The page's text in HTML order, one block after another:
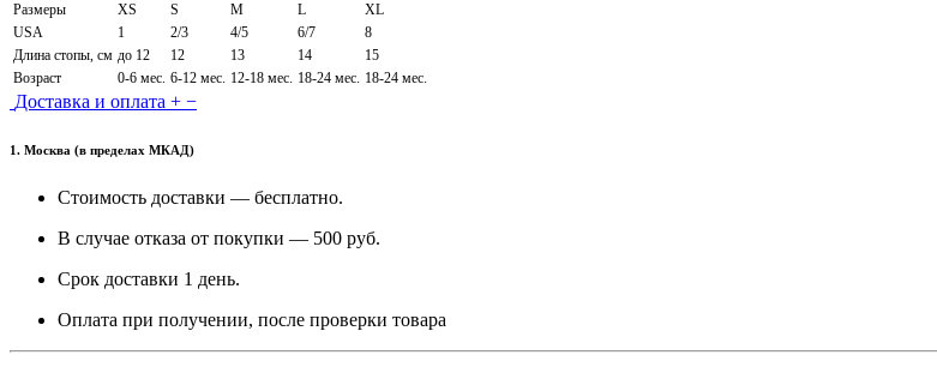
Размеры XS S M L
XL
USA
1 2/3 4/5 6/7
8
Длина стопы, см до 12 12 13 14
15
Возраст
0-6 мес. 6-12 мес. 12-18 мес. 18-24 мес. 18-24 мес.
Доставка и оплата + −
1. Москва (в пределах МКАД)
Стоимость доставки — бесплатно.
В случае отказа от покупки — 500 руб.
Срок доставки 1 день.
Оплата при получении, после проверки товара